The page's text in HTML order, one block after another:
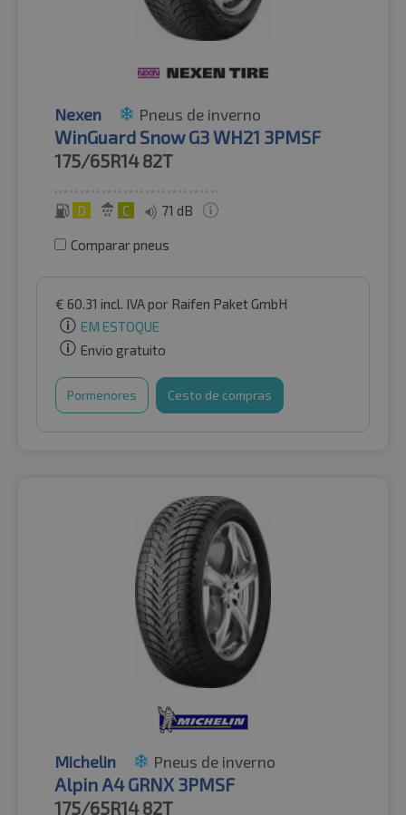
Nexen Pneus de inverno
WinGuard Snow G3 WH21 3PMSF
175/65R14 82T
D C 71 dB
Comparar pneus
€ 60.31 incl. IVA por Raifen Paket GmbH
EM ESTOQUE
Envio gratuito
Pormenores Cesto de compras
Michelin Pneus de inverno
Alpin A4 GRNX 3PMSF
175/65R14 82T